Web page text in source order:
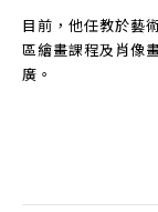
目前，他任教於藝
區繪畫課程及肖像
廣。